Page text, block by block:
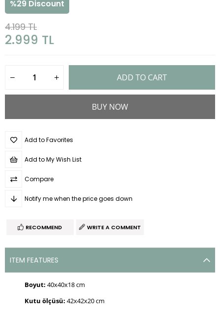
%29 Discount
4.199 TL
2.999 TL
Add to Favorites
Add to My Wish List
Compare
Notify me when the price goes down
RECOMMEND WRITE A COMMENT
ITEM FEATURES
Boyut: 40x40x18 cm
Kutu ölçüsü: 42x42x20 cm